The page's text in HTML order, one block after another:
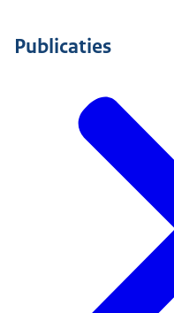
Publicaties